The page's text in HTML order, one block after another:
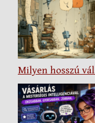
Milyen hosszú